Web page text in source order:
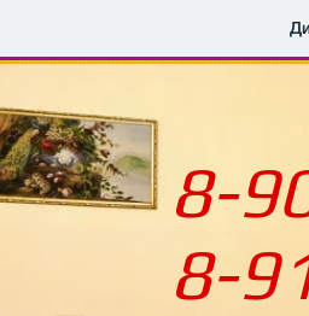
8-
8-